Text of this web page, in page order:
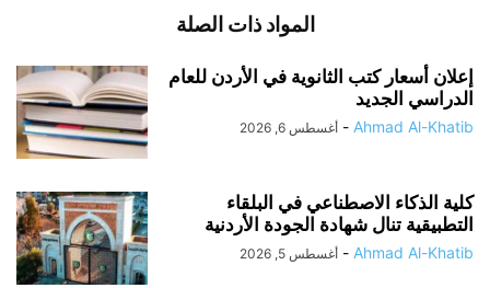
المواد ذات الصلة
إعلان أسعار كتب الثانوية في الأردن للعام
الدراسي الجديد
Ahmad Al-Khatib
- أغسطس 6, 2026
كلية الذكاء الاصطناعي في البلقاء
التطبيقية تنال شهادة الجودة الأردنية
Ahmad Al-Khatib
- أغسطس 5, 2026